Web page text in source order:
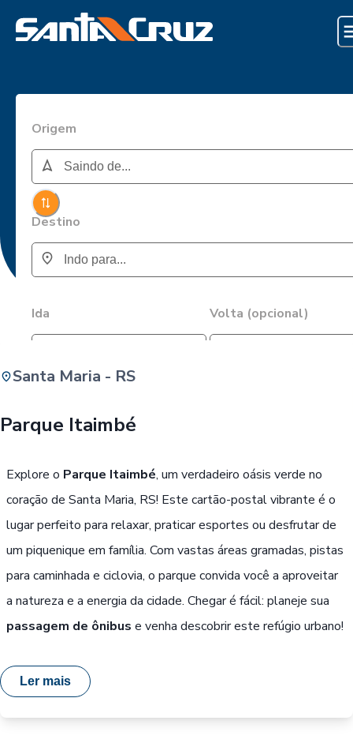
Origem
Destino
Ida Volta (opcional)
Santa Maria - RS
Parque Itaimbé
Explore o Parque Itaimbé, um verdadeiro oásis verde no
coração de Santa Maria, RS! Este cartão-postal vibrante é o
lugar perfeito para relaxar, praticar esportes ou desfrutar de
um piquenique em família. Com vastas áreas gramadas, pistas
para caminhada e ciclovia, o parque convida você a aproveitar
a natureza e a energia da cidade. Chegar é fácil: planeje sua
passagem de ônibus e venha descobrir este refúgio urbano!
Ler mais